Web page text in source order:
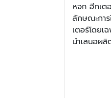
หจก ฮีทเต
ลักษณะกา
เตอร์โดยเ
นำเสนอผ